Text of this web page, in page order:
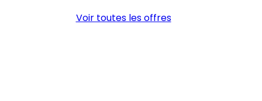
Voir toutes les offres